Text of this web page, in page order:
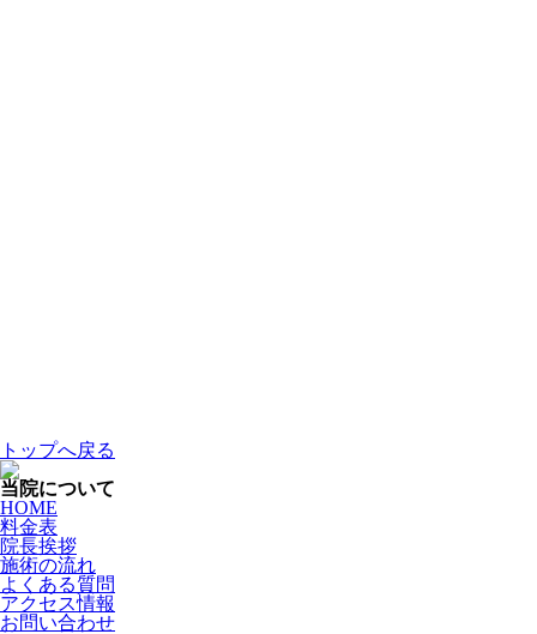
トップへ戻る
当院について
HOME
料金表
院長挨拶
施術の流れ
よくある質問
アクセス情報
お問い合わせ